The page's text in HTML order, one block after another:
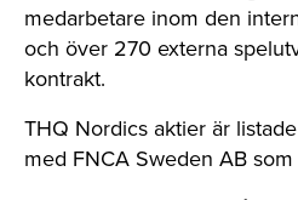
medarbetare inom den
och över 270 externa
kontrakt.
THQ Nordics aktier är
med FNCA Sweden AB